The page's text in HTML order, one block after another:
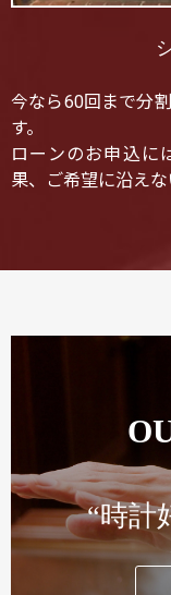
今なら60回まで分
す。
ローンのお申込に
果、ご希望に沿えな
“時計